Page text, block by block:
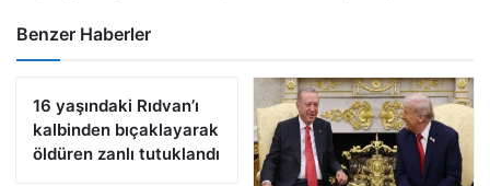
Benzer Haberler
16 yaşındaki Rıdvan’ı
kalbinden bıçaklayarak
öldüren zanlı tutuklandı